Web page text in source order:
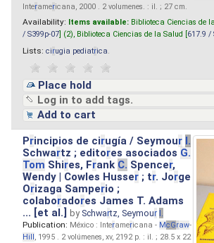
Interamericana, 2000 . 2 volumenes. : il. ; 27 cm.
Availability: Items available: Biblioteca Ciencias de
/ S399p-07 ] (2), Biblioteca Ciencias de la Salud [ 617.9 /
Lists: cirugia pediatrica
Place hold
Log in to add tags.
Add to cart
Principios de cirugía / Seymour I.
Schwartz ; editores asociados G.
Tom Shires, Frank C. Spencer,
Wendy | Cowles Husser ; tr. Jorge
Orizaga Samperio ;
colaboradores James T. Adams
... [et al.]by Schwartz, Seymour I.
Publication: México : Interamericana - McGraw-
Hill, 1995 . 2 volúmenes, xv, 2192 p. : il. ; 28.5 x 22